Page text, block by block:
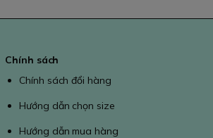
Chính sách
Chính sách đổi hàng
Hướng dẫn chọn size
Hướng dẫn mua hàng